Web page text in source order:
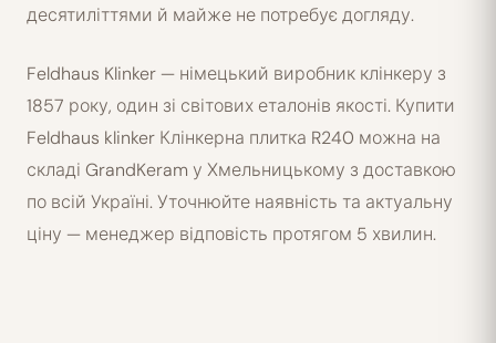
десятиліттями й майже не потребує догляду.
Feldhaus Klinker — німецький виробник клінкеру з
1857 року, один зі світових еталонів якості. Купити
Feldhaus klinker Клінкерна плитка R240 можна на
складі GrandKeram у Хмельницькому з доставкою
по всій Україні. Уточнюйте наявність та актуальну
ціну — менеджер відповість протягом 5 хвилин.